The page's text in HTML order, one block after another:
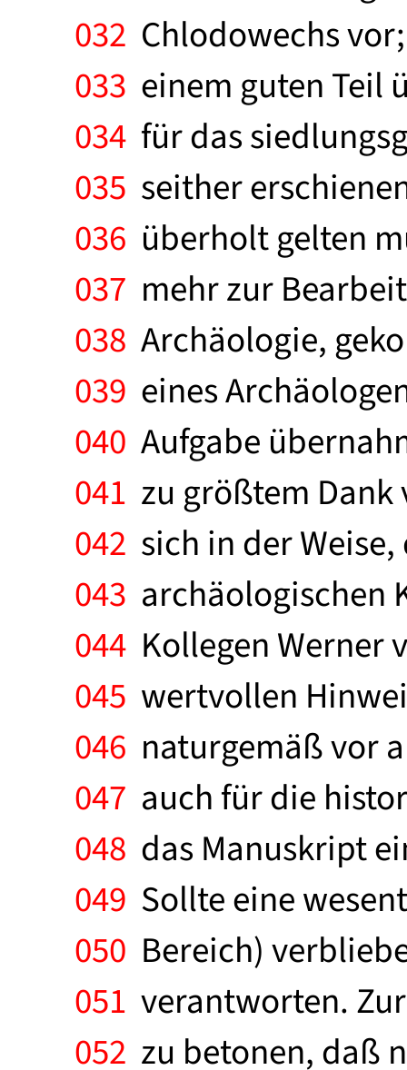
032 Chlodowechs
033 einem guten Teil
034 für das
035 seither
036 überholt gelten
037 mehr zur
038 Archäologie,
039 eines
040 Aufgabe
041 zu größtem
042 sich in der
043 archäologischen
044 Kollegen Werner
045 wertvollen
046 naturgemäß vor
047 auch für die
048 das Manuskript
049 Sollte eine
050 Bereich)
051 verantworten.
052 zu betonen, daß